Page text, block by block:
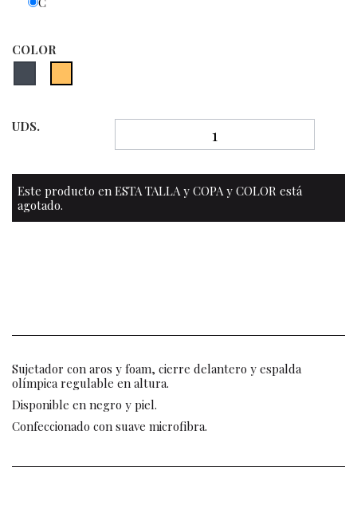
COLOR
UDS.
Este producto en ESTA TALLA y COPA y COLOR está
agotado.
Sujetador con aros y foam, cierre delantero y espalda
olímpica regulable en altura.
Disponible en negro y piel.
Confeccionado con suave microfibra.